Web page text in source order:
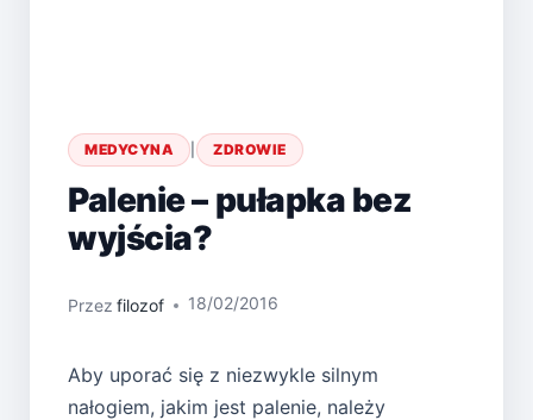
MEDYCYNA | ZDROWIE
Palenie – pułapka bez
wyjścia?
Przez filozof 18/02/2016
Aby uporać się z niezwykle silnym
nałogiem, jakim jest palenie, należy